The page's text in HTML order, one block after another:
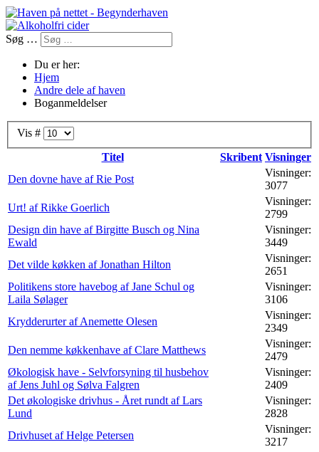
Søg …
Du er her:
Hjem
Andre dele af haven
Boganmeldelser
Vis #
Titel
Skribent Visninger
Den dovne have af Rie Post
Visninger:
3077
Urt! af Rikke Goerlich
Visninger:
2799
Design din have af Birgitte Busch og Nina
Ewald
Visninger:
3449
Det vilde køkken af Jonathan Hilton
Visninger:
2651
Politikens store havebog af Jane Schul og
Laila Sølager
Visninger:
3106
Krydderurter af Anemette Olesen
Visninger:
2349
Den nemme køkkenhave af Clare Matthews
Visninger:
2479
Økologisk have - Selvforsyning til husbehov
af Jens Juhl og Sølva Falgren
Visninger:
2409
Det økologiske drivhus - Året rundt af Lars
Lund
Visninger:
2828
Drivhuset af Helge Petersen
Visninger:
3217